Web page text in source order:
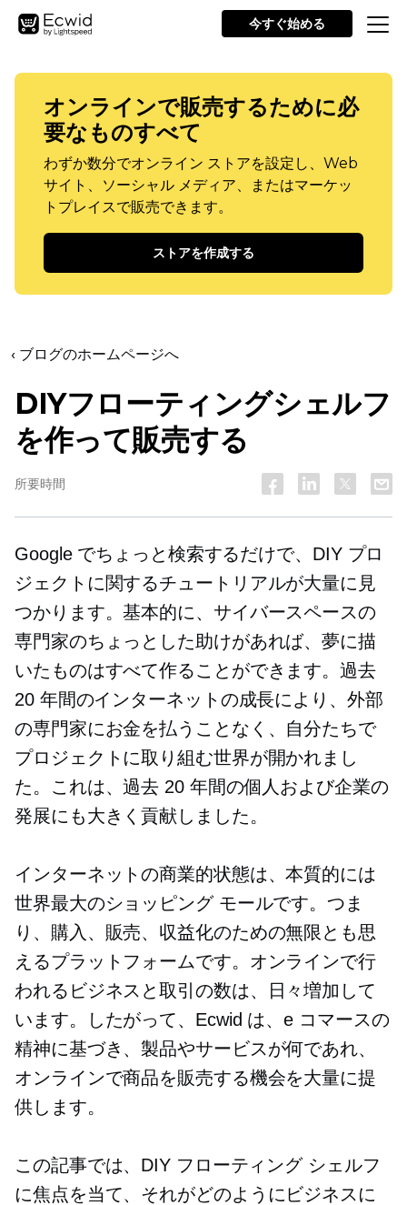
今すぐ始める
オンラインで販売するために必
要なものすべて
わずか数分でオンライン ストアを設定し、Web
サイト、ソーシャル メディア、またはマーケッ
トプレイスで販売できます。
ストアを作成する
‹ ブログのホームページへ
DIYフローティングシェルフ
を作って販売する
所要時間
Google でちょっと検索するだけで、DIY プロ
ジェクトに関するチュートリアルが大量に見
つかります。基本的に、サイバースペースの
専門家のちょっとした助けがあれば、夢に描
いたものはすべて作ることができます。過去
20 年間のインターネットの成長により、外部
の専門家にお金を払うことなく、自分たちで
プロジェクトに取り組む世界が開かれまし
た。これは、過去 20 年間の個人および企業の
発展にも大きく貢献しました。
インターネットの商業的状態は、本質的には
世界最大のショッピング モールです。つま
り、購入、販売、収益化のための無限とも思
えるプラットフォームです。オンラインで行
われるビジネスと取引の数は、日々増加して
います。したがって、Ecwid は、e コマースの
精神に基づき、製品やサービスが何であれ、
オンラインで商品を販売する機会を大量に提
供します。
この記事では、DIY フローティング シェルフ
に焦点を当て、それがどのようにビジネスに